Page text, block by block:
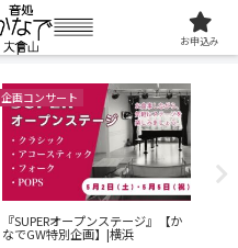
企画コンサート
『SUPERオープンステージ』【か
なでGW特別企画】|横浜
お申込み